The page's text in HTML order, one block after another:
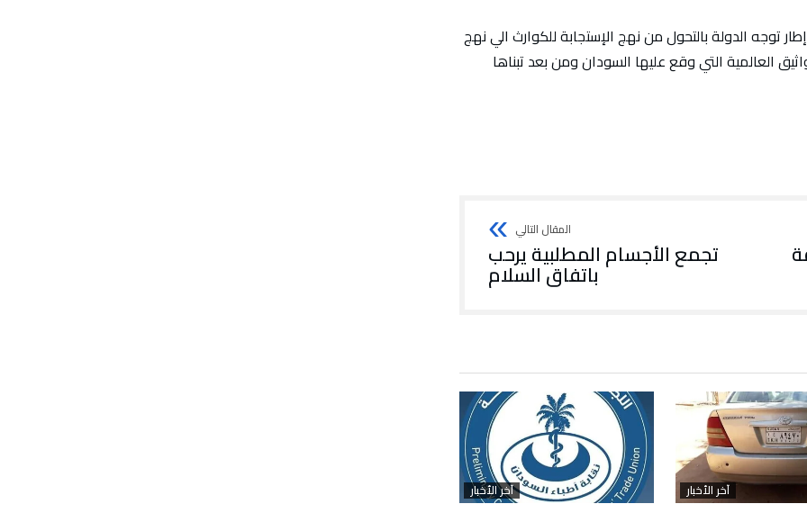
توجه الدولة بالتحول من نهج الإستجابة للكوارث الي نهج
العالمية التي وقع عليها السودان ومن بعد تبناها
تجمع الأجسام المطلبية يرحب
باتفاق السلام
آخر الأخبار آخر الأخبار